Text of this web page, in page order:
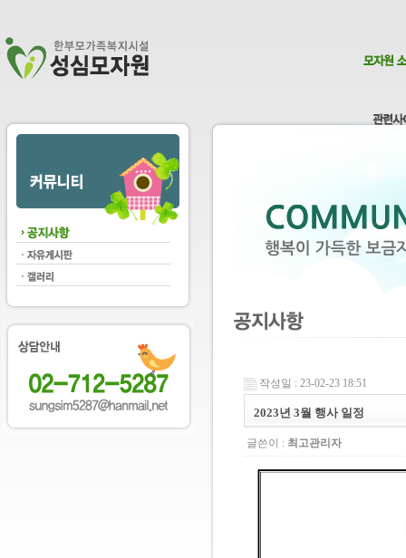
작성일 : 23-02-23 18:51
2023년 3월 행사 일정
글쓴이 : 최고관리자